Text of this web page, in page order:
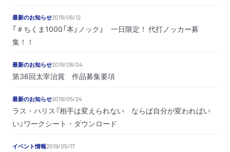
最新のお知らせ2019/06/12
「＃ちくま1000「本」ノック」 一日限定！ 代打ノッカー募
集！！
最新のお知らせ2019/06/04
第36回太宰治賞 作品募集要項
最新のお知らせ2019/05/24
ラス・ハリス『相手は変えられない ならば自分が変わればい
い』ワークシート・ダウンロード
イベント情報2019/05/17